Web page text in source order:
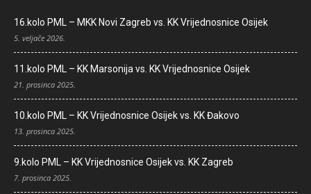
16.kolo PML – MKK Novi Zagreb vs. KK Vrijednosnice Osijek
5. veljače 2026.
11.kolo PML – KK Marsonija vs. KK Vrijednosnice Osijek
21. prosinca 2025.
10.kolo PML – KK Vrijednosnice Osijek vs. KK Đakovo
13. prosinca 2025.
9.kolo PML – KK Vrijednosnice Osijek vs. KK Zagreb
7. prosinca 2025.